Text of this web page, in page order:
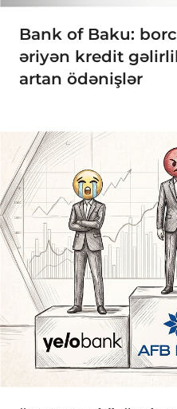
Bank of Baku: borc
əriyən kredit
artan ödənişlər